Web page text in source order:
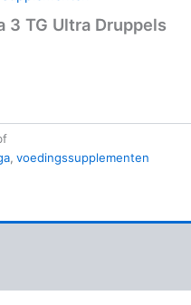
3 TG Ultra Druppels
, voedingssupplementen